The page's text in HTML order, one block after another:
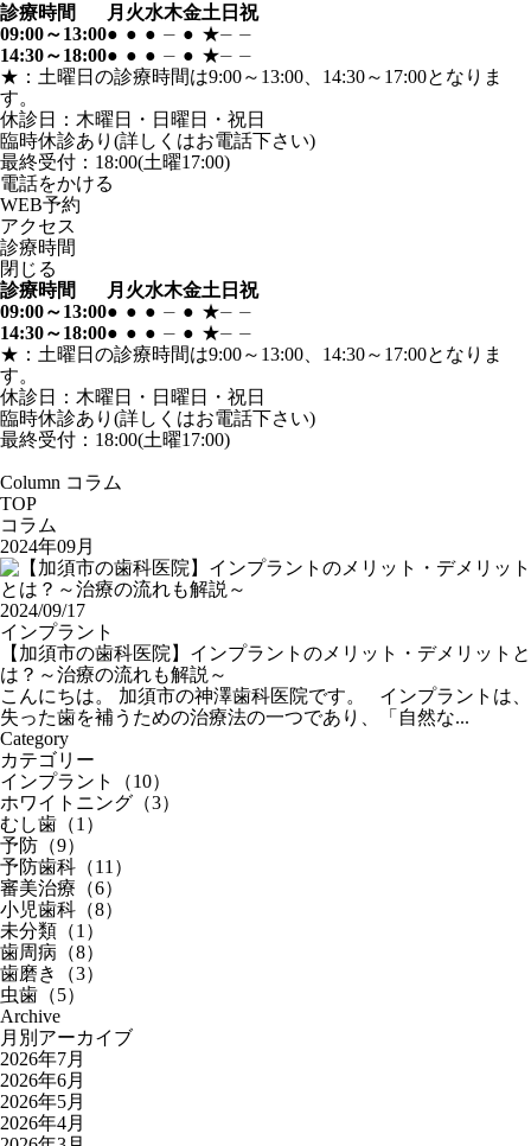
診療時間 月 火水木金土 日祝
09:00～13:00● ● ● ⏤ ● ★⏤ ⏤
14:30～18:00● ● ● ⏤ ● ★⏤ ⏤
★：土曜日の診療時間は9:00～13:00、14:30～17:00となりま
す。
休診日：木曜日・日曜日・祝日
臨時休診あり(詳しくはお電話下さい)
最終受付：18:00(土曜17:00)
電話をかける
WEB予約
アクセス
診療時間
閉じる
診療時間
月 火水木金土 日祝
09:00～13:00● ● ● ⏤ ● ★⏤ ⏤
14:30～18:00● ● ● ⏤ ● ★⏤ ⏤
★：土曜日の診療時間は9:00～13:00、14:30～17:00となりま
す。
休診日：木曜日・日曜日・祝日
臨時休診あり(詳しくはお電話下さい)
最終受付：18:00(土曜17:00)
Column コラム
TOP
コラム
2024年09月
2024/09/17
インプラント
【加須市の歯科医院】インプラントのメリット・デメリットと
は？～治療の流れも解説～
こんにちは。 加須市の神澤歯科医院です。 インプラントは、
失った歯を補うための治療法の一つであり、「自然な...
Category
カテゴリー
インプラント（10）
ホワイトニング（3）
むし歯（1）
予防（9）
予防歯科（11）
審美治療（6）
小児歯科（8）
未分類（1）
歯周病（8）
歯磨き（3）
虫歯（5）
Archive
月別アーカイブ
2026年7月
2026年6月
2026年5月
2026年4月